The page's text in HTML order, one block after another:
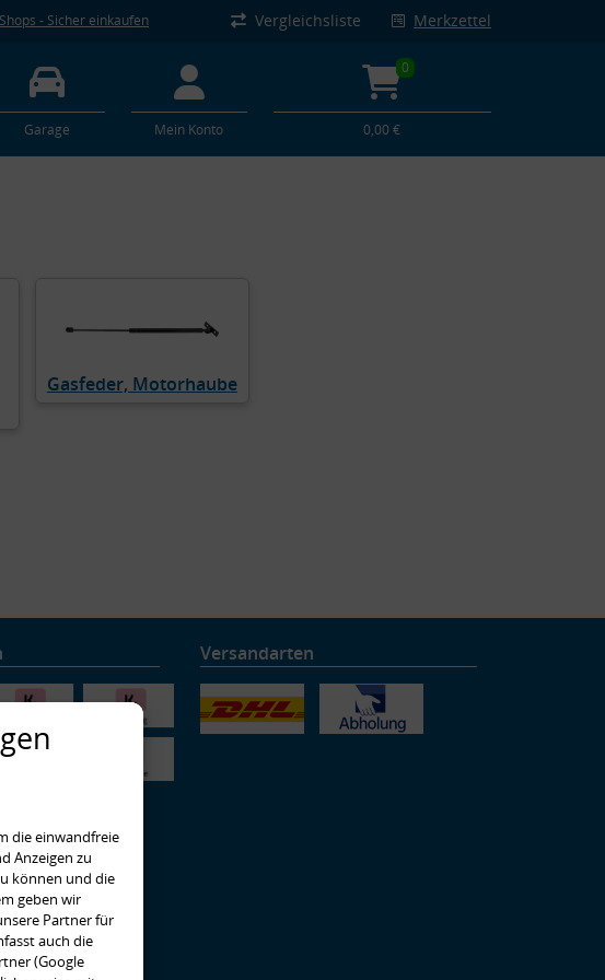
- Sicher einkaufen Vergleichsliste Merkzettel
Garage Mein Konto
0
0,00 €
Gasfeder, Motorhaube
Versandarten
die einwandfreie
Anzeigen zu
können und die
geben wir
Partner für
auch die
(Google